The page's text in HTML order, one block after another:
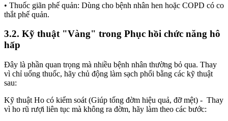
• Thuốc giãn phế quản: Dùng cho bệnh nhân hen hoặc COPD có co
thắt phế quản.
3.2. Kỹ thuật "Vàng" trong Phục hồi chức năng hô
hấp
Đây là phần quan trọng mà nhiều bệnh nhân thường bỏ qua. Thay
vì chỉ uống thuốc, hãy chủ động làm sạch phổi bằng các kỹ thuật
sau:
Kỹ thuật Ho có kiểm soát (Giúp tống đờm hiệu quả, đỡ mệt) - Thay
vì ho rũ rượi liên tục mà không ra đờm, hãy làm theo các bước: